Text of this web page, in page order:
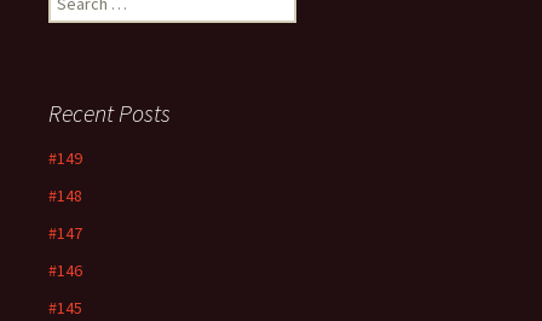
for:
Recent Posts
#149
#148
#147
#146
#145